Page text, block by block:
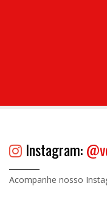
Instagram:
Acompanhe nosso